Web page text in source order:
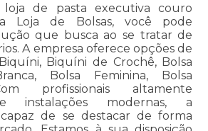
loja de pasta executiva couro
Loja de Bolsas, você pode
que busca ao se tratar de
A empresa oferece opções de
Biquíni de Crochê, Bolsa
Bolsa Feminina, Bolsa
profissionais altamente
e instalações modernas, a
de se destacar de forma